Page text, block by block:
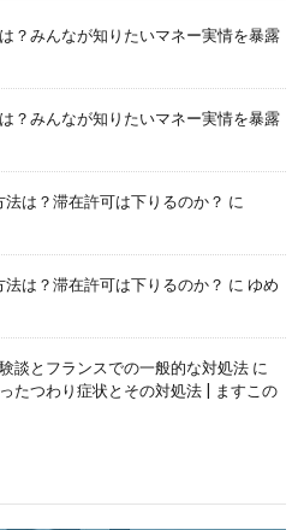
？みんなが知りたいマネー実情を暴露
？みんなが知りたいマネー実情を暴露
は？滞在許可は下りるのか？ に
は？滞在許可は下りるのか？ に ゆめ
談とフランスでの一般的な対処法 に
たつわり症状とその対処法 | ますこの